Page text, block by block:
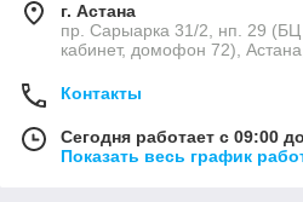
г. Астана
пр. Сарыарка 31/2, нп. 29
кабинет, домофон 72),
Контакты
Сегодня работает с 09:00
Показать весь график